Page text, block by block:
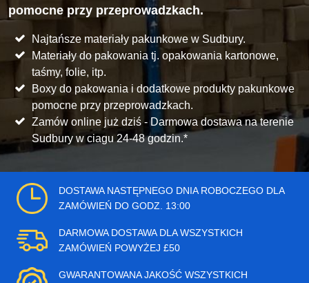
pomocne przy przeprowadzkach.
Najtańsze materiały pakunkowe w Sudbury.
Materiały do pakowania tj. opakowania kartonowe,
taśmy, folie, itp.
Boxy do pakowania i dodatkowe produkty pakunkowe
pomocne przy przeprowadzkach.
Zamów online już dziś - Darmowa dostawa na terenie
Sudbury w ciagu 24-48 godzin.*
DOSTAWA NASTĘPNEGO DNIA ROBOCZEGO DLA
ZAMÓWIEŃ DO GODZ. 13:00
DARMOWA DOSTAWA DLA WSZYSTKICH
ZAMÓWIEŃ POWYŻEJ £50
GWARANTOWANA JAKOŚĆ WSZYSTKICH